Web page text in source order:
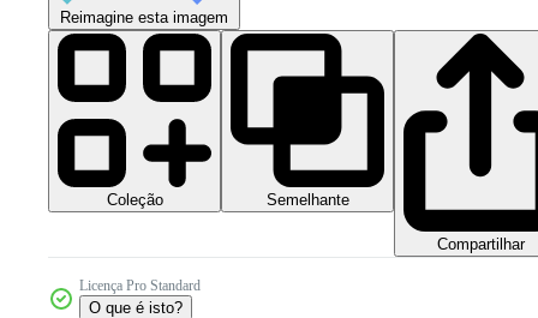
Reimagine esta imagem
Coleção Semelhante
Compartilhar
Licença Pro Standard
O que é isto?